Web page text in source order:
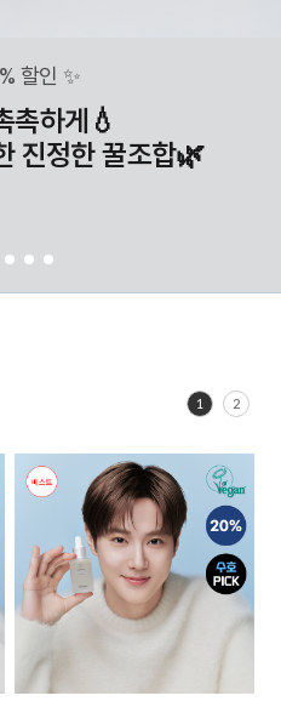
할인 ✨
촉하게💧
진정한 꿀조합🌿
1 2